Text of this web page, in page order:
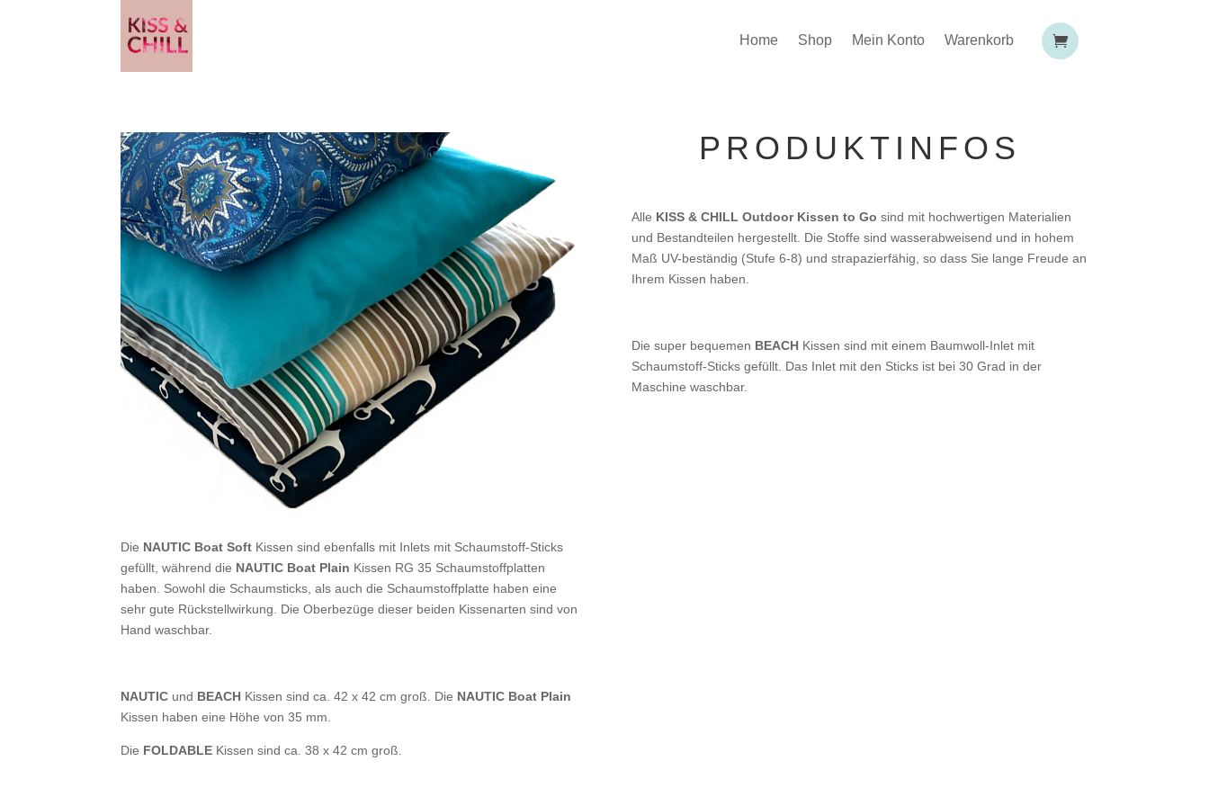
Home Shop Mein Konto Warenkorb
PRODUKTINFOS
Alle KISS & CHILL Outdoor Kissen to Go sind mit hochwertigen Materialien
und Bestandteilen hergestellt. Die Stoffe sind wasserabweisend und in hohem
Maß UV-beständig (Stufe 6-8) und strapazierfähig, so dass Sie lange Freude an
Ihrem Kissen haben.
Die super bequemen BEACHKissen sind mit einem Baumwoll-Inlet mit
Schaumstoff-Sticks gefüllt. Das Inlet mit den Sticks ist bei 30 Grad in der
Maschine waschbar.
Die NAUTIC Boat Soft Kissen sind ebenfalls mit Inlets mit Schaumstoff-Sticks
gefüllt, während die NAUTIC Boat Plain Kissen RG 35 Schaumstoffplatten
haben. Sowohl die Schaumsticks, als auch die Schaumstoffplatte haben eine
sehr gute Rückstellwirkung. Die Oberbezüge dieser beiden Kissenarten sind von
Hand waschbar.
NAUTIC und BEACH Kissen sind ca. 42 x 42 cm groß. Die NAUTIC Boat Plain
Kissen haben eine Höhe von 35 mm.
Die FOLDABLE Kissen sind ca. 38 x 42 cm groß.